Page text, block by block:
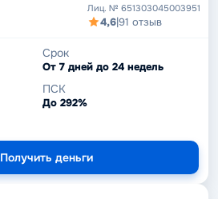
Лиц. № 651303045003951
4,6|91 отзыв
Срок
От 7 дней до 24 недель
ПСК
До 292%
Получить деньги